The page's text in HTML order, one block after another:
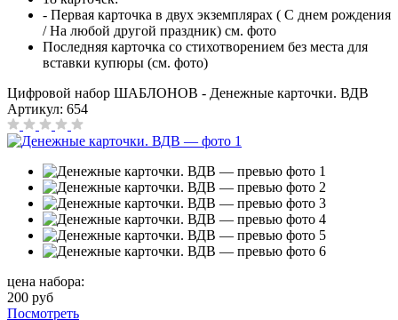
- Первая карточка в двух экземплярах ( С днем рождения
/ На любой другой праздник) см. фото
Последняя карточка со стихотворением без места для
вставки купюры (см. фото)
Цифровой набор ШАБЛОНОВ - Денежные карточки. ВДВ
Артикул: 654
цена набора:
200 руб
Посмотреть